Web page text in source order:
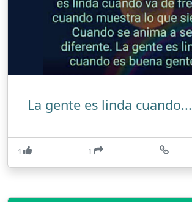
La gente es linda cuando...
1 1